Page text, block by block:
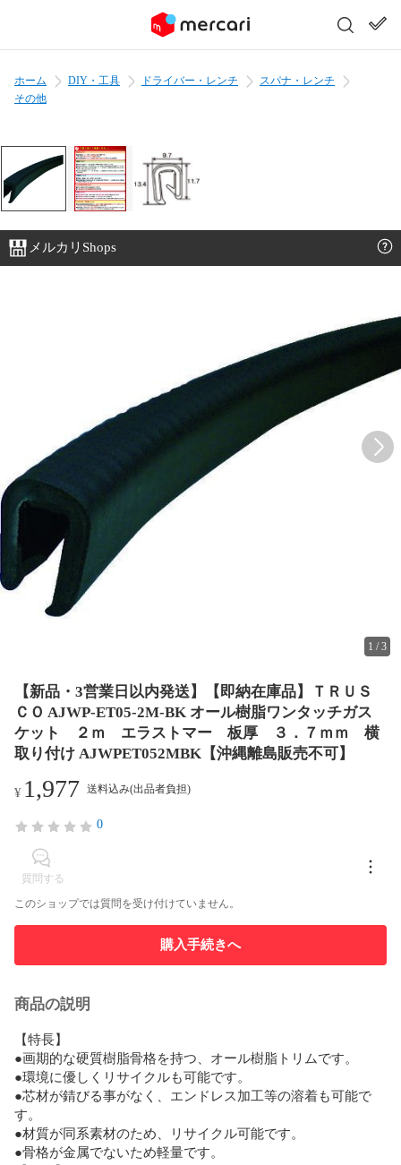
ホーム DIY・工具 ドライバー・レンチ
スパナ・レンチ
その他
メルカリShops
1 /3
【新品・3営業日以内発送】【即納在庫品】ＴＲＵＳ
ＣＯ AJWP-ET05-2M-BK オール樹脂ワンタッチガス
ケット ２ｍ エラストマー 板厚 ３．７ｍｍ 横
取り付け AJWPET052MBK【沖縄離島販売不可】
¥ 1,977 送料込み(出品者負担)
0
質問する
このショップでは質問を受け付けていません。
購入手続きへ
商品の説明
【特長】
●画期的な硬質樹脂骨格を持つ、オール樹脂トリムです。
●環境に優しくリサイクルも可能です。
●芯材が錆びる事がなく、エンドレス加工等の溶着も可能で
す。
●材質が同系素材のため、リサイクル可能です。
●骨格が金属でないため軽量です。